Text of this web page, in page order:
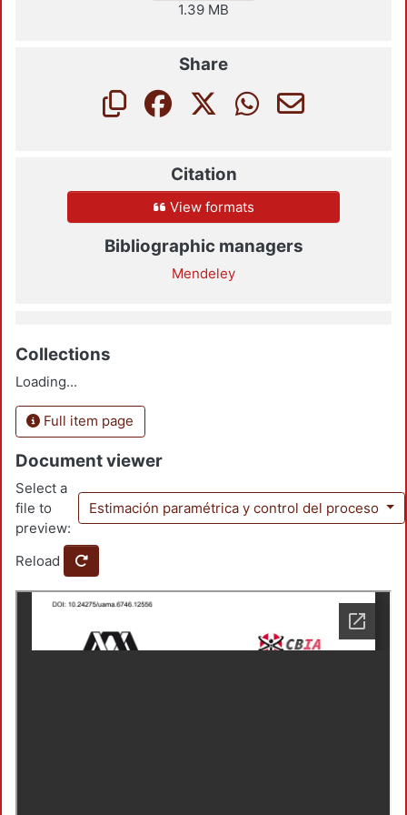
1.39 MB
Share
Citation
View formats
Bibliographic managers
Mendeley
Collections
Loading...
Full item page
Document viewer
Select a
file to
preview:
Estimación paramétrica y control del proceso
Reload